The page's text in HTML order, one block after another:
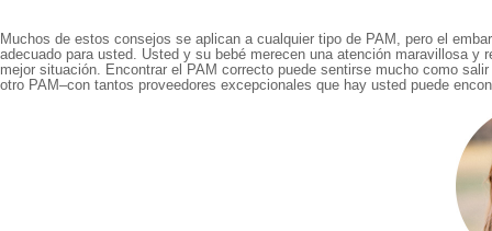
Muchos de estos consejos se aplican a cualquier tipo de PAM, pero el
adecuado para usted. Usted y su bebé merecen una atención maravillosa
mejor situación. Encontrar el PAM correcto puede sentirse mucho como
otro PAM–con tantos proveedores excepcionales que hay usted puede